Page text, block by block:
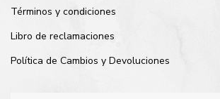
Términos y condiciones
Libro de reclamaciones
Política de Cambios y Devoluciones